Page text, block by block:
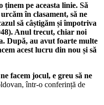
pe aceasta linie. Să
în clasament, să ne
să câștigăm și împotriva
Anul trecut, chiar noi
După, au avut foarte multe
acest lucru din nou și să
facem jocul, e greu să ne
într-o conferință de